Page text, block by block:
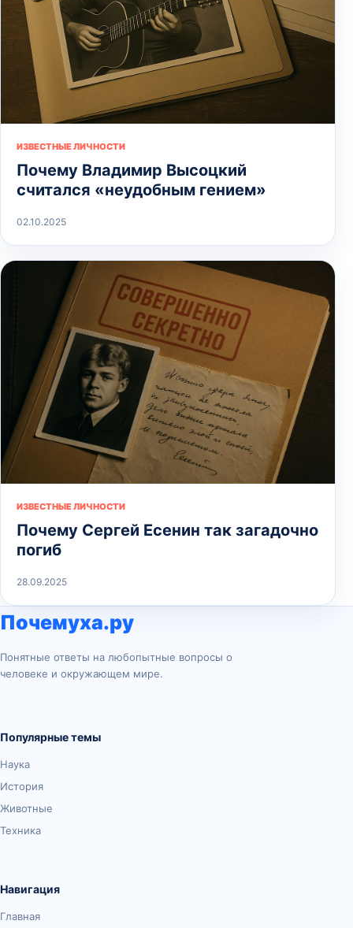
ИЗВЕСТНЫЕ ЛИЧНОСТИ
Почему Владимир Высоцкий
считался «неудобным гением»
02.10.2025
ИЗВЕСТНЫЕ ЛИЧНОСТИ
Почему Сергей Есенин так загадочно
погиб
28.09.2025
Почемуха.ру
Понятные ответы на любопытные вопросы о
человеке и окружающем мире.
Популярные темы
Наука
История
Животные
Техника
Навигация
Главная